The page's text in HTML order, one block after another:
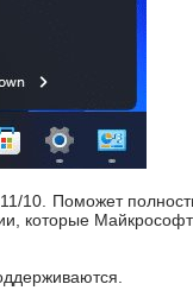
10. Поможет
которые